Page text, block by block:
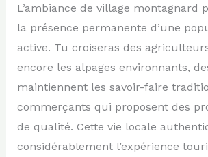
L’ambiance de village montagnard
la présence permanente d’une
active. Tu croiseras des
encore les alpages environnants,
maintiennent les savoir-faire
commerçants qui proposent des
de qualité. Cette vie locale
considérablement l’expérience